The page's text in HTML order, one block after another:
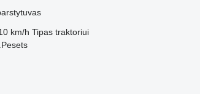
km/h Tipas traktoriui